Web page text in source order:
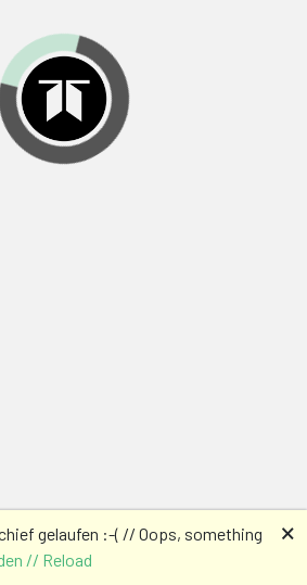
gelaufen :-( // Oops, something
// Reload
🗙